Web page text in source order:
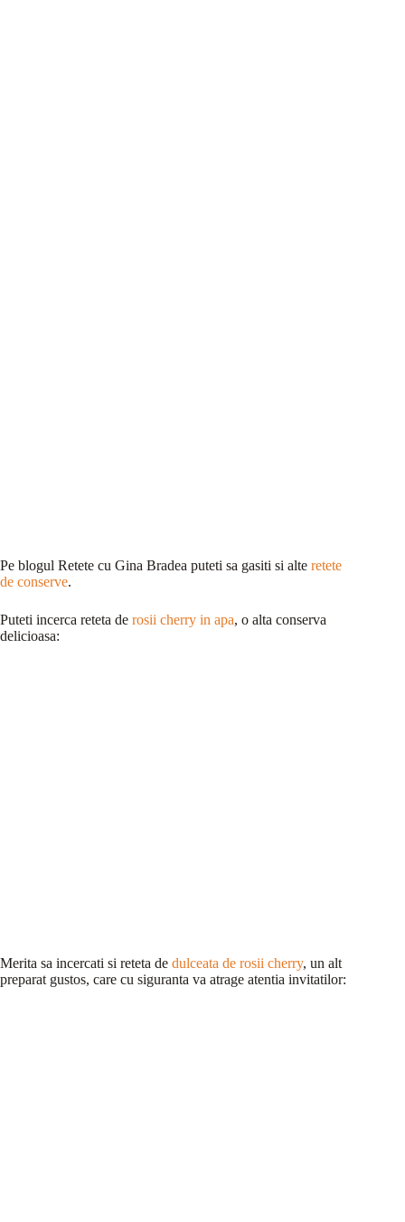
Pe blogul Retete cu Gina Bradea puteti sa gasiti si alte retete
de conserve.
Puteti incerca reteta de rosii cherry in apa, o alta conserva
delicioasa:
Merita sa incercati si reteta de dulceata de rosii cherry, un alt
preparat gustos, care cu siguranta va atrage atentia invitatilor: